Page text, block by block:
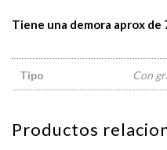
Tiene una demora aprox de
Tipo Con
Productos